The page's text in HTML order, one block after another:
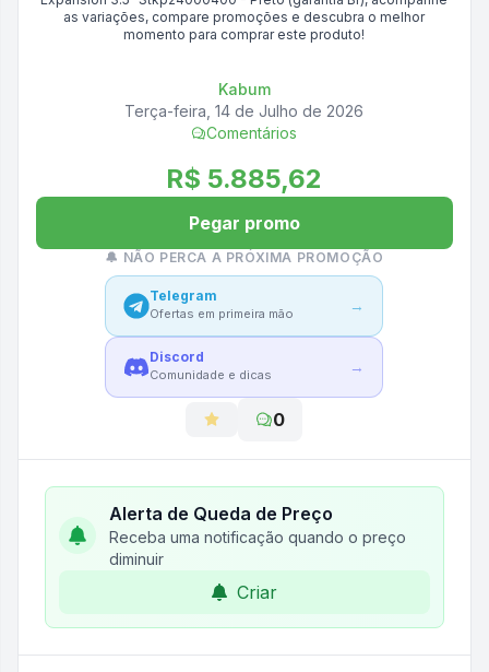
as variações, compare promoções e descubra o melhor
momento para comprar este produto!
Kabum
Terça-feira, 14 de Julho de 2026
Comentários
R$ 5.885,62
Pegar promo
🔔 NÃO PERCA A PRÓXIMA PROMOÇÃO
Telegram
Ofertas em primeira mão →
Discord
Comunidade e dicas →
0
Alerta de Queda de Preço
Receba uma notificação quando o preço
diminuir
Criar